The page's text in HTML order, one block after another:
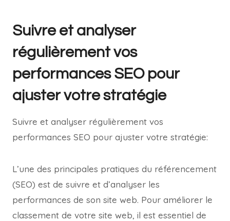
Suivre et analyser
régulièrement vos
performances SEO pour
ajuster votre stratégie
Suivre et analyser régulièrement vos
performances SEO pour ajuster votre stratégie:
L’une des principales pratiques du référencement
(SEO) est de suivre et d’analyser les
performances de son site web. Pour améliorer le
classement de votre site web, il est essentiel de